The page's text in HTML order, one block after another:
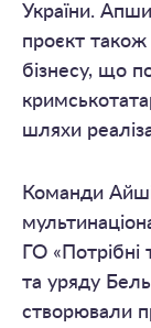
України.
проєкт
бізнесу, що
шляхи
Команди
ГО
та уряду
створювали